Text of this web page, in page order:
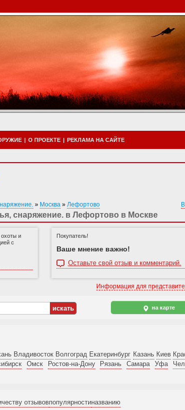
| О ПРОЕКТЕ | РЕКЛАМА НА САЙТЕ
» Москва » Лефортово
снаряжение. в Лефортово в Москве
охоты и
с
Покупатель!
Ваше мнение важно!
Оставьте свой отзыв и комментарий.
Информация для
на карте
Владивосток Волгоград Екатеринбург Казань Киев
Омск Ростов-на-Дону Рязань Самара Уфа
отзывовпопулярностиназванию